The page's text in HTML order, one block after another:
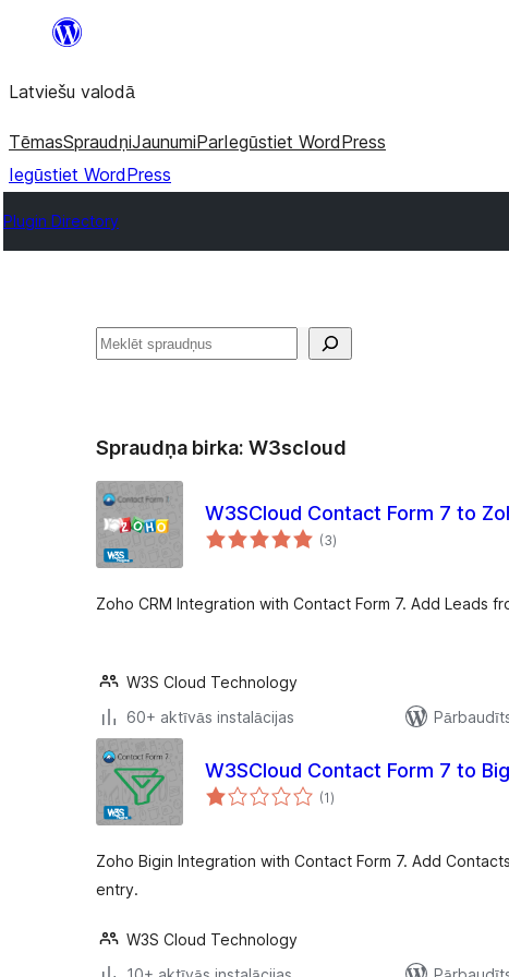
Pāriet
saturu
Latviešu valodā
TēmasSpraudņiJaunumiParIegūstiet WordPress
Iegūstiet WordPress
Plugin Directory
Meklēt
Spraudņa birka: W3scloud
W3SCloud Contact Form 7 to
(3vērtējumu
kopsumma
)
Zoho CRM Integration with Contact Form 7. Add Leads
W3S Cloud Technology
60+ aktīvās instalācijas
W3SCloud Contact Form 7 to
(1vērtējumu
kopsumma
)
Zoho Bigin Integration with Contact Form 7. Add
entry.
W3S Cloud Technology